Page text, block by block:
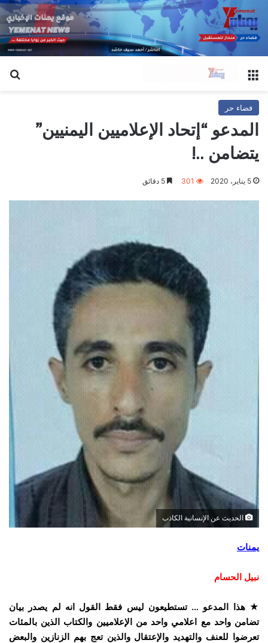
القائمة
فضاء حر
المدعو “إتحاد الإعلاميين اليمنيين”
يتضامن ..!
5 يناير، 2020 301
الحديث عن الإنسانية الكاذب
يمنات
‏نبيل الحسام‏
★ هذا المدعو … تستطيعون ليس فقط القول انه لم يصدر بيان
تضامن واحد مع اعلامي واحد من الإعلاميين والكتاب الذين بالمئات
تعرضوا للعنف والتهديد والإعتقال والذين تعج بهم الزنازين والبعض